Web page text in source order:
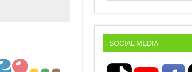
SOCIAL MEDIA